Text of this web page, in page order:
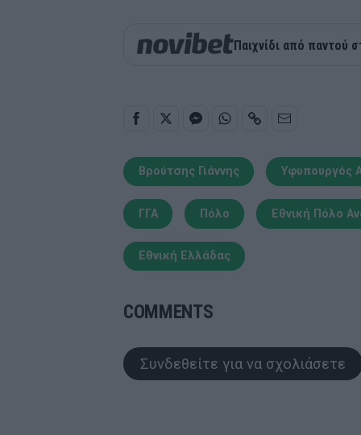
Παιχνίδι από παντού
Βρούτσης Γιάννης Υφυπουργός
ΓΓΑ Πόλο Εθνική Πόλο
Εθνική Ελλάδας
COMMENTS
Συνδεθείτε για να σχολιάσετε